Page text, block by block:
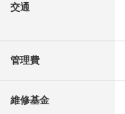
交通
管理費
維修基金